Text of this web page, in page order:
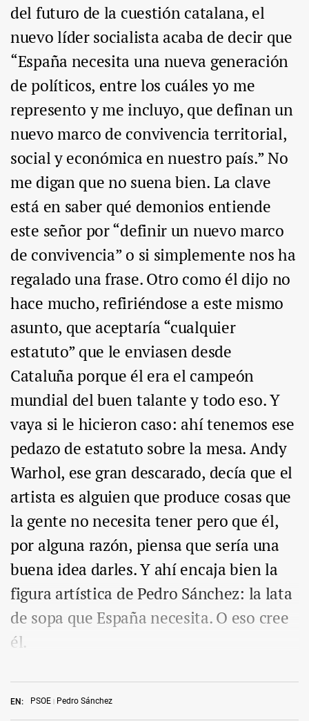
EN: PSOE Pedro Sánchez
del futuro de la cuestión catalana, el
nuevo líder socialista acaba de decir que
“España necesita una nueva generación
de políticos, entre los cuáles yo me
represento y me incluyo, que definan un
nuevo marco de convivencia territorial,
social y económica en nuestro país.” No
me digan que no suena bien. La clave
está en saber qué demonios entiende
este señor por “definir un nuevo marco
de convivencia” o si simplemente nos ha
regalado una frase. Otro como él dijo no
hace mucho, refiriéndose a este mismo
asunto, que aceptaría “cualquier
estatuto” que le enviasen desde
Cataluña porque él era el campeón
mundial del buen talante y todo eso. Y
vaya si le hicieron caso: ahí tenemos ese
pedazo de estatuto sobre la mesa. Andy
Warhol, ese gran descarado, decía que el
artista es alguien que produce cosas que
la gente no necesita tener pero que él,
por alguna razón, piensa que sería una
buena idea darles. Y ahí encaja bien la
figura artística de Pedro Sánchez: la lata
de sopa que España necesita. O eso cree
él.